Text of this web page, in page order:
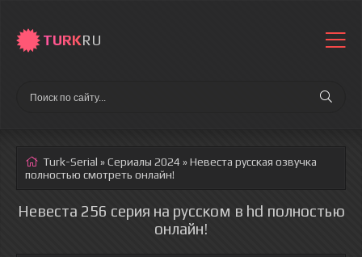
TURKRU
Turk-Serial »Сериалы 2024 » Невеста русская озвучка
полностью смотреть онлайн!
Невеста 256 серия на русском в hd полностью
онлайн!